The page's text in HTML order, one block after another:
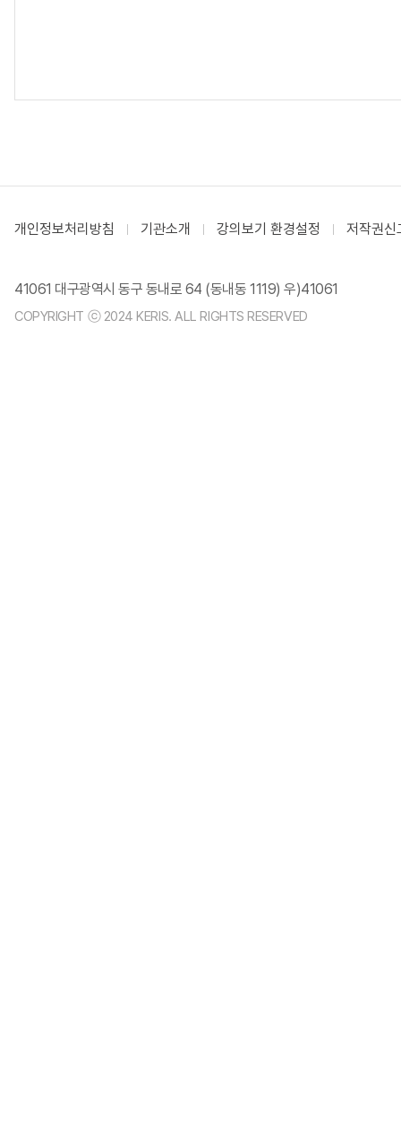
개인정보처리방침 기관소개 강의보기 환경설정 저작권신
41061 대구광역시 동구 동내로 64 (동내동 1119) 우)41061
COPYRIGHT ⓒ 2024 KERIS. ALL RIGHTS RESERVED